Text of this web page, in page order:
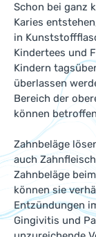
Schon bei ganz
Karies
in
Kindertees und
Kindern
überlassen
Bereich der
können
Zahnbeläge
auch
Zahnbeläge
können sie
Entzündungen
Gingivitis und